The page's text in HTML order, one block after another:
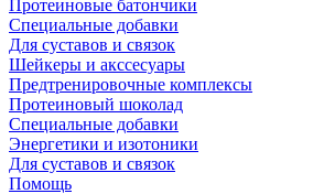
Протеиновые батончики
Специальные добавки
Для суставов и связок
Шейкеры и акссесуары
Предтренировочные комплексы
Протеиновый шоколад
Специальные добавки
Энергетики и изотоники
Для суставов и связок
Помощь